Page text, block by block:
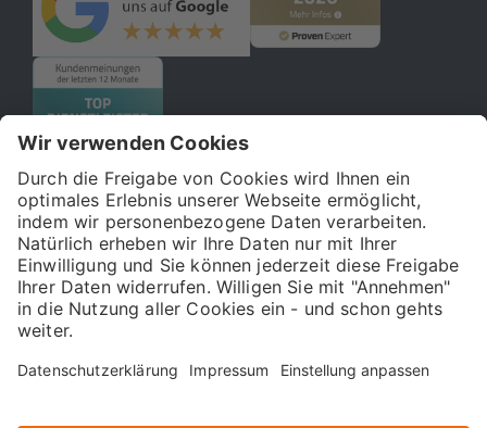
© 2026 121WATT GmbH
Über uns
Allgemeine Geschäftsbedingungen